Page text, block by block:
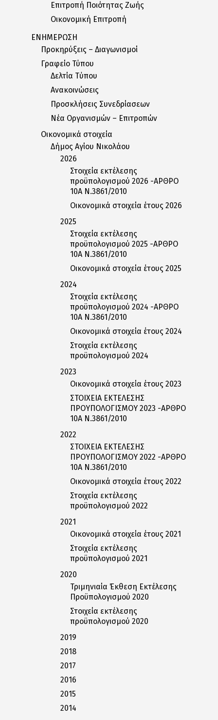
Επιτροπή Ποιότητας Ζωής
Οικονομική Επιτροπή
ΕΝΗΜΕΡΩΣΗ
Προκηρύξεις – Διαγωνισμοί
Γραφείο Τύπου
Δελτία Tύπου
Ανακοινώσεις
Προσκλήσεις Συνεδρίασεων
Nέα Oργανισμών – Eπιτροπών
Οικονομικά στοιχεία
Δήμος Αγίου Νικολάου
2026
Στοιχεία εκτέλεσης
προϋπολογισμού 2026 -ΑΡΘΡΟ
10Α Ν.3861/2010
Οικονομικά στοιχεία έτους 2026
2025
Στοιχεία εκτέλεσης
προϋπολογισμού 2025 -ΑΡΘΡΟ
10Α Ν.3861/2010
Οικονομικά στοιχεία έτους 2025
2024
Στοιχεία εκτέλεσης
προϋπολογισμού 2024 -ΑΡΘΡΟ
10Α Ν.3861/2010
Οικονομικά στοιχεία έτους 2024
Στοιχεία εκτέλεσης
προϋπολογισμού 2024
2023
Οικονομικά στοιχεία έτους 2023
ΣΤΟΙΧΕΙΑ ΕΚΤΕΛΕΣΗΣ
ΠΡΟΥΠΟΛΟΓΙΣΜΟΥ 2023 -ΑΡΘΡΟ
10Α Ν.3861/2010
2022
ΣΤΟΙΧΕΙΑ ΕΚΤΕΛΕΣΗΣ
ΠΡΟΥΠΟΛΟΓΙΣΜΟΥ 2022 -ΑΡΘΡΟ
10Α Ν.3861/2010
Οικονομικά στοιχεία έτους 2022
Στοιχεία εκτέλεσης
προϋπολογισμού 2022
2021
Οικονομικά στοιχεία έτους 2021
Στοιχεία εκτέλεσης
προϋπολογισμού 2021
2020
Τριμηνιαία Έκθεση Εκτέλεσης
Προϋπολογισμού 2020
Στοιχεία εκτέλεσης
προϋπολογισμού 2020
2019
2018
2017
2016
2015
2014